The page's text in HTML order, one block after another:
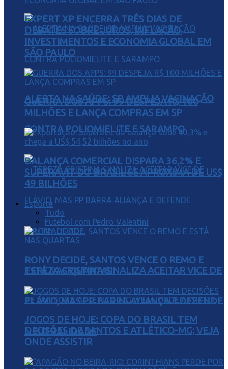
ALERTA NA SAÚDE: SP AMPLIA VACINAÇÃO
CONTRA POLIOMIELITE E SARAMPO
TEREZA CRISTINA SINALIZA ACEITAR VICE DE
FLÁVIO, MAS PP BARRA ALIANÇA E DEFENDE
NEUTRALIDADE
EXPERT XP ENCERRA TRÊS DIAS DE
DEBATES SOBRE JUROS, INFLAÇÃO,
INVESTIMENTOS E ECONOMIA GLOBAL EM
SÃO PAULO
GUERRA DOS APPS: 99 DESPEJA R$ 100
MILHÕES E LANÇA COMPRAS EM SP
BALANÇA COMERCIAL DISPARA 36,2% E
SUPERÁVIT DO BRASIL SE APROXIMA DE US$
49 BILHÕES
Esporte
Tudo
Futebol com Pedro Valentini
RONY DECIDE, SANTOS VENCE O REMO E
ESTÁ NAS QUARTAS
JOGOS DE HOJE: COPA DO BRASIL TEM
DECISÕES DE SANTOS E ATLÉTICO-MG; VEJA
ONDE ASSISTIR